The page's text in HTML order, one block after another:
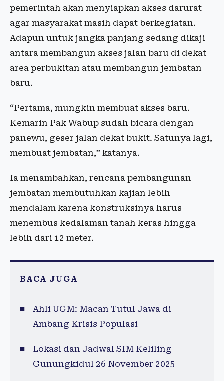
pemerintah akan menyiapkan akses darurat
agar masyarakat masih dapat berkegiatan.
Adapun untuk jangka panjang sedang dikaji
antara membangun akses jalan baru di dekat
area perbukitan atau membangun jembatan
baru.
“Pertama, mungkin membuat akses baru.
Kemarin Pak Wabup sudah bicara dengan
panewu, geser jalan dekat bukit. Satunya lagi,
membuat jembatan,” katanya.
Ia menambahkan, rencana pembangunan
jembatan membutuhkan kajian lebih
mendalam karena konstruksinya harus
menembus kedalaman tanah keras hingga
lebih dari 12 meter.
BACA JUGA
Ahli UGM: Macan Tutul Jawa di
Ambang Krisis Populasi
Lokasi dan Jadwal SIM Keliling
Gunungkidul 26 November 2025